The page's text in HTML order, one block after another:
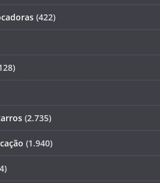
(422)
(2.735)
(1.940)